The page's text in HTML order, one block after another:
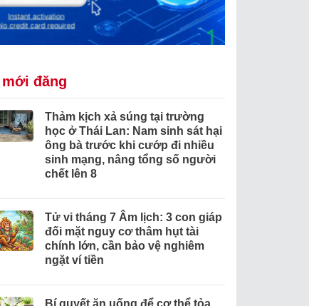
đăng
Thảm kịch xả súng tại trường
học ở Thái Lan: Nam sinh sát hại
ông bà trước khi cướp đi nhiều
sinh mạng, nâng tổng số người
chết lên 8
Tử vi tháng 7 Âm lịch: 3 con giáp
đối mặt nguy cơ thâm hụt tài
chính lớn, cần bảo vệ nghiêm
ngặt ví tiền